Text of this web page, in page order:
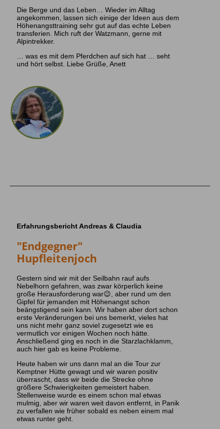
Die Berge und das Leben… Wieder im Alltag
angekommen, lassen sich einige der Ideen aus dem
Höhenangsttraining sehr gut auf das echte Leben
transferien. Mich ruft der Watzmann, gerne mit
Alpintrekker.
… was es mit dem Pferdchen auf sich hat … seht
und hört selbst. Liebe Grüße, Anett
Erfahrungsbericht Andreas & Claudia
"Endgegner"
Hupfleitenjoch
Gestern sind wir mit der Seilbahn rauf aufs
Nebelhorn gefahren, was zwar körperlich keine
große Herausforderung war😉, aber rund um den
Gipfel für jemanden mit Höhenangst schon
beängstigend sein kann. Wir haben aber dort schon
erste Veränderungen bei uns bemerkt, vieles hat
uns nicht mehr ganz soviel zugesetzt wie es
vermutlich vor einigen Wochen noch hätte.
Anschließend ging es noch in die Starzlachklamm,
auch hier gab es keine Probleme.
Heute haben wir uns dann mal an die Tour zur
Kemptner Hütte gewagt und wir waren positiv
überrascht, dass wir beide die Strecke ohne
größere Schwierigkeiten gemeistert haben.
Stellenweise wurde es einem schon mal etwas
mulmig, aber wir waren weit davon entfernt, in Panik
zu verfallen wie früher sobald es neben einem mal
etwas runter geht.